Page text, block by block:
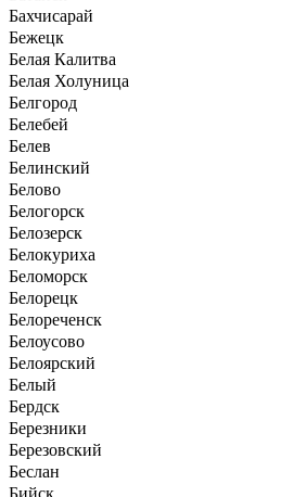
Бахчисарай
Бежецк
Белая Калитва
Белая Холуница
Белгород
Белебей
Белев
Белинский
Белово
Белогорск
Белозерск
Белокуриха
Беломорск
Белорецк
Белореченск
Белоусово
Белоярский
Белый
Бердск
Березники
Березовский
Беслан